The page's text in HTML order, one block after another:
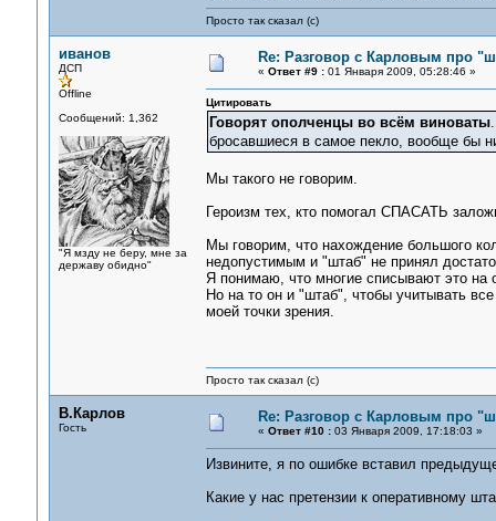
Просто так сказал (с)
иванов
ДСП
Offline
Сообщений: 1,362
"Я мзду не беру, мне за
державу обидно"
Re: Разговор с Карловым про
« Ответ #9 :01 Января 2009, 05:28:46 »
Цитировать
Говорят ополченцы во всём виноваты
бросавшиеся в самое пекло, вообще бы
Мы такого не говорим.
Героизм тех, кто помогал СПАСАТЬ
Мы говорим, что нахождение большого
недопустимым и "штаб" не принял
Я понимаю, что многие списывают это на
Но на то он и "штаб", чтобы учитывать
моей точки зрения.
Просто так сказал (с)
В.Карлов
Гость
Re: Разговор с Карловым про
« Ответ #10 :03 Января 2009, 17:18:03 »
Извините, я по ошибке вставил
Какие у нас претензии к оперативному